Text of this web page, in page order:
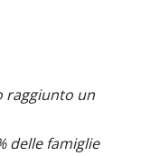
raggiunto un
delle famiglie